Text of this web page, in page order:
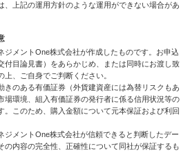
、上記の運用方針のような運用ができない場合があ
ジメントOne株式会社が作成したものです。お申込
付目論見書）をあらかじめ、または同時にお渡し致
、ご自身でご判断ください。
きのある有価証券（外貨建資産には為替リスクもあ
場環境、組入有価証券の発行者に係る信用状況等の
。このため、購入金額について元本保証および利回
ジメントOne株式会社が信頼できると判断したデー
の内容の完全性、正確性について同社が保証するも